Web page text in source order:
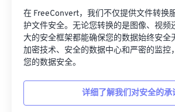
在 FreeConvert，我们不仅提供文件转换
护文件安全。无论您转换的是图像、视频
大的安全框架都能确保您的数据始终安全
加密技术、安全的数据中心和严密的监控
您的数据安全。
详细了解我们对安全的承